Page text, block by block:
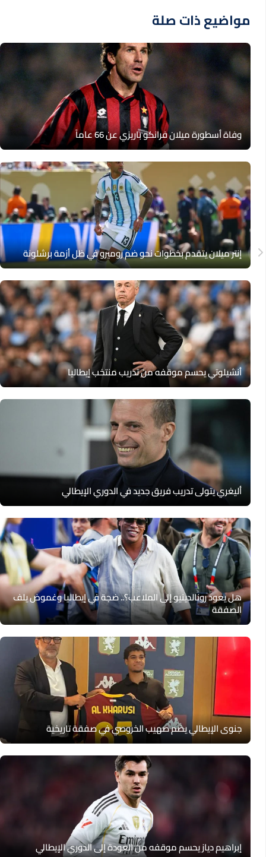
مواضيع ذات صلة
وفاة أسطورة ميلان فرانكو باريزي عن 66 عاماً
إنتر ميلان يتقدم بخطوات نحو ضم روميرو في ظل أزمة برشلونة
أنشيلوتي يحسم موقفه من تدريب منتخب إيطاليا
أليغري يتولى تدريب فريق جديد في الدوري الإيطالي
هل يعود رونالدينيو إلى الملاعب؟.. ضجة في إيطاليا وغموض يلف
الصفقة
جنوى الإيطالي يضم صهيب الخروصي في صفقة تاريخية
إبراهيم دياز يحسم موقفه من العودة إلى الدوري الإيطالي